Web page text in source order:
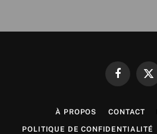
FacebookX
À PROPOS CONTACT
POLITIQUE DE CONFIDENTIALITÉ